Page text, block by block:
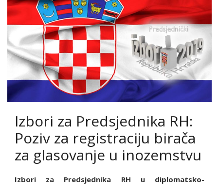
Izbori za Predsjednika RH:
Poziv za registraciju birača
za glasovanje u inozemstvu
Izbori za Predsjednika RH u diplomatsko-